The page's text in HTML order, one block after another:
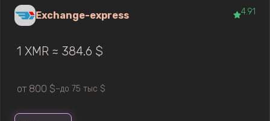
Exchange-express 4.91
1 XMR ≈ 384.6 $
от 800 $—до 75 тыс $